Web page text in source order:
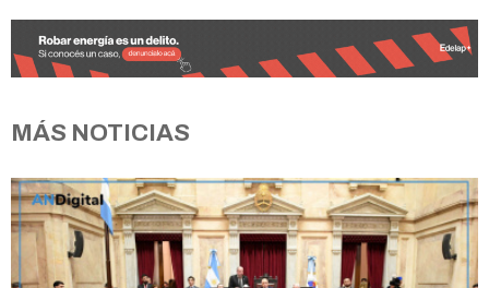
MÁS NOTICIAS